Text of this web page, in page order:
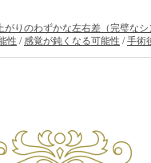
がりのわずかな左右差（完璧なシ
性 /感覚が鈍くなる可能性 /手術